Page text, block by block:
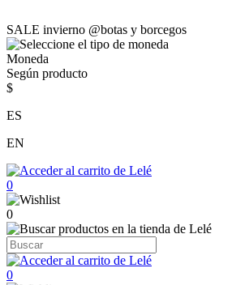
SALE invierno @botas y borcegos
Moneda
Según producto
$
ES
EN
0
0
0